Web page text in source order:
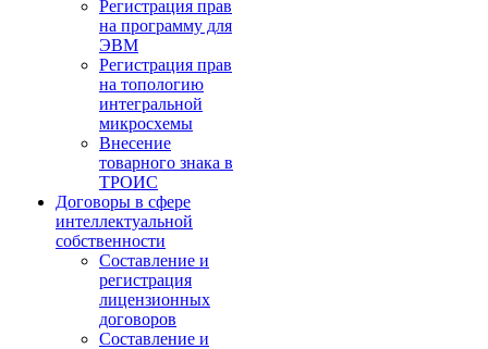
Регистрация прав
на программу для
ЭВМ
Регистрация прав
на топологию
интегральной
микросхемы
Внесение
товарного знака в
ТРОИС
Договоры в сфере
интеллектуальной
собственности
Составление и
регистрация
лицензионных
договоров
Составление и